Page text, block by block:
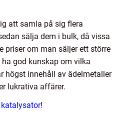
att samla på sig flera
sälja dem i bulk, då vissa
priser om man säljer ett större
god kunskap om vilka
högst innehåll av ädelmetaller
lukrativa affärer.
!